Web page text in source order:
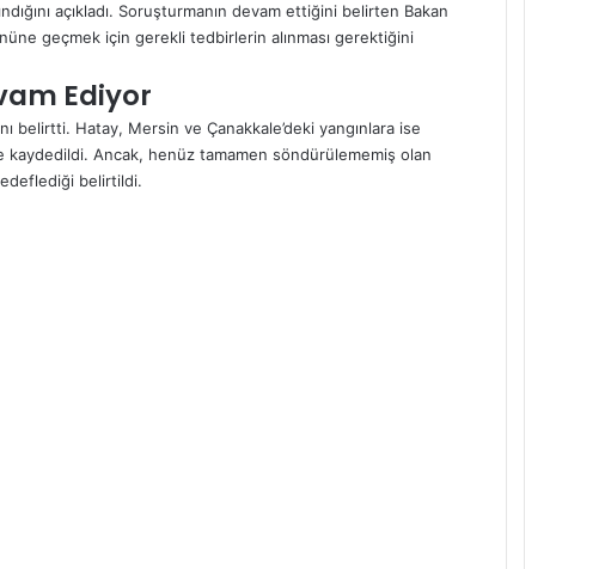
açıkladı. Soruşturmanın devam ettiğini belirten Bakan
geçmek için gerekli tedbirlerin alınması gerektiğini
Ediyor
belirtti. Hatay, Mersin ve Çanakkale’deki yangınlara ise
kaydedildi. Ancak, henüz tamamen söndürülememiş olan
belirtildi.